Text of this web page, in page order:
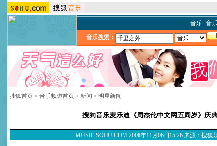
音乐| 音
音乐搜索：
搜狐首页 > 音乐频道首页 > 新闻 > 明星新闻
搜狗音乐麦乐迪《周杰伦中文网五周岁》庆
MUSIC.SOHU.COM 2006年11月06日15:26 来源：搜狐